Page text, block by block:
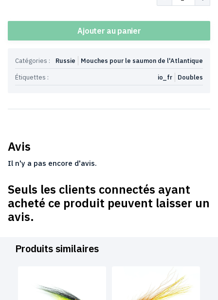
Ajouter au panier
Catégories : Mouches pour le saumon de l'Atlantique
Russie
Étiquettes :
Doubles
io_fr
Avis
Il n'y a pas encore d'avis.
Seuls les clients connectés ayant
acheté ce produit peuvent laisser un
avis.
Produits similaires